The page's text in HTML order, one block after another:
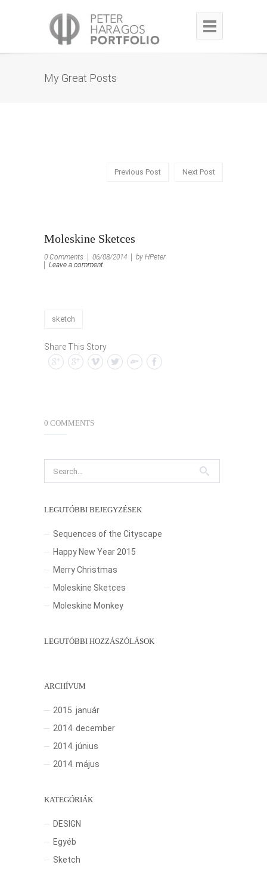
My Great Posts
Next Post
Previous Post
Moleskine Sketces
0 Comments 06/08/2014
by HPeter
Leave a comment
sketch
Share This Story
0 COMMENTS
LEGUTÓBBI BEJEGYZÉSEK
Sequences of the Cityscape
Happy New Year 2015
Merry Christmas
Moleskine Sketces
Moleskine Monkey
LEGUTÓBBI HOZZÁSZÓLÁSOK
ARCHÍVUM
2015. január
2014. december
2014. június
2014. május
KATEGÓRIÁK
DESIGN
Egyéb
Sketch